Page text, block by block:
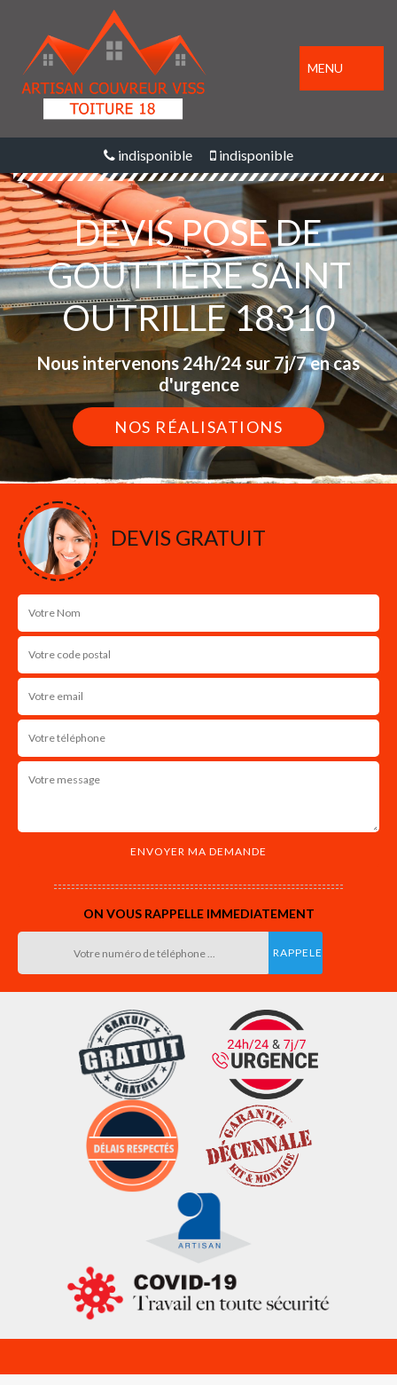
MENU
indisponible indisponible
DEVIS POSE DE
GOUTTIÈRE SAINT
OUTRILLE 18310
Nous intervenons 24h/24 sur 7j/7 en cas
d'urgence
NOS RÉALISATIONS
DEVIS GRATUIT
ON VOUS RAPPELLE IMMEDIATEMENT